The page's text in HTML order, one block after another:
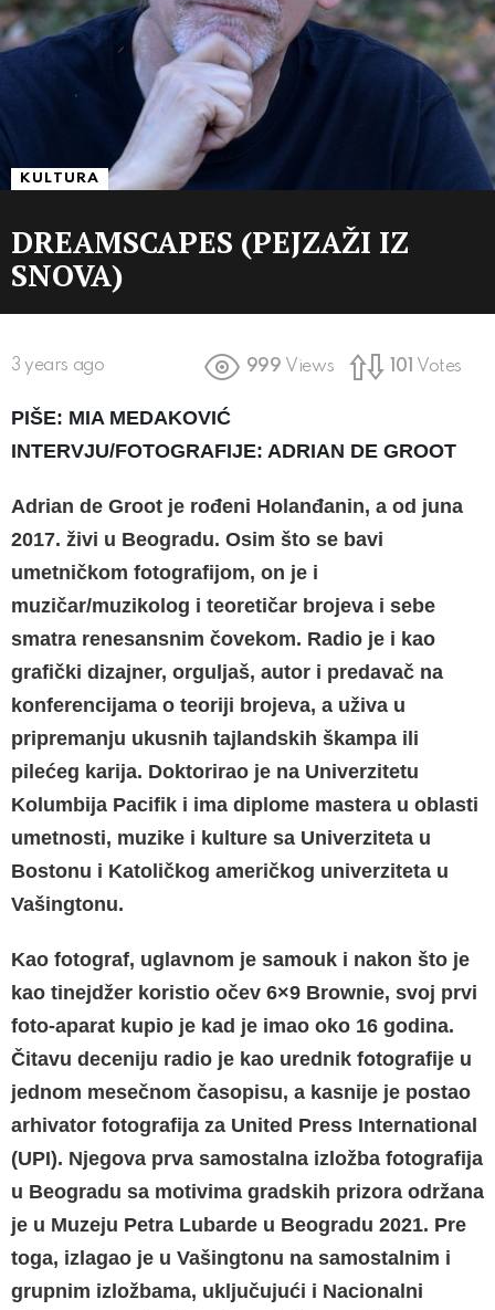
KULTURA
DREAMSCAPES (PEJZAŽI IZ
SNOVA)
3 years ago 999 Views 101 Votes
PIŠE: MIA MEDAKOVIĆ
INTERVJU/FOTOGRAFIJE: ADRIAN DE GROOT
Adrian de Groot je rođeni Holanđanin, a od juna
2017. živi u Beogradu. Osim što se bavi
umetničkom fotografijom, on je i
muzičar/muzikolog i teoretičar brojeva i sebe
smatra renesansnim čovekom. Radio je i kao
grafički dizajner, orguljaš, autor i predavač na
konferencijama o teoriji brojeva, a uživa u
pripremanju ukusnih tajlandskih škampa ili
pilećeg karija. Doktorirao je na Univerzitetu
Kolumbija Pacifik i ima diplome mastera u oblasti
umetnosti, muzike i kulture sa Univerziteta u
Bostonu i Katoličkog američkog univerziteta u
Vašingtonu.
Kao fotograf, uglavnom je samouk i nakon što je
kao tinejdžer koristio očev 6×9 Brownie, svoj prvi
foto-aparat kupio je kad je imao oko 16 godina.
Čitavu deceniju radio je kao urednik fotografije u
jednom mesečnom časopisu, a kasnije je postao
arhivator fotografija za United Press International
(UPI). Njegova prva samostalna izložba fotografija
u Beogradu sa motivima gradskih prizora održana
je u Muzeju Petra Lubarde u Beogradu 2021. Pre
toga, izlagao je u Vašingtonu na samostalnim i
grupnim izložbama, uključujući i Nacionalni